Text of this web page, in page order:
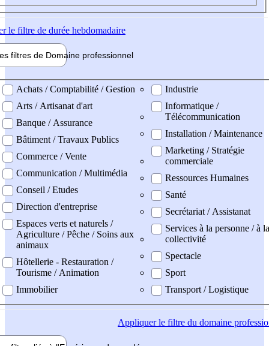
le filtre de durée hebdomadaire
filtres de Domaine professionnel
professionel
Achats / Comptabilité / Gestion
Arts / Artisanat d'art
Banque / Assurance
Bâtiment / Travaux Publics
Commerce / Vente
Communication / Multimédia
Conseil / Etudes
Direction d'entreprise
Espaces verts et naturels /
Agriculture / Pêche / Soins aux
animaux
Hôtellerie - Restauration /
Tourisme / Animation
Immobilier
Industrie
Informatique /
Télécommunication
Installation / Maintenance
Marketing / Stratégie
commerciale
Ressources Humaines
Santé
Secrétariat / Assistanat
Services à la personne / à la
collectivité
Spectacle
Sport
Transport / Logistique
Appliquerle filtre du domaine